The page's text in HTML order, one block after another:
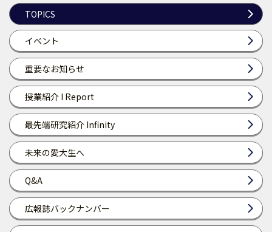
TOPICS
イベント
重要なお知らせ
授業紹介 I Report
最先端研究紹介 Infinity
未来の愛大生へ
Q&A
広報誌バックナンバー